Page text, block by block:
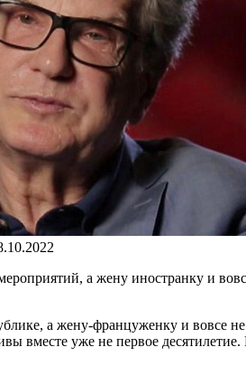
а жену иностранку и
а жену-француженку и вовсе
вместе уже не первое